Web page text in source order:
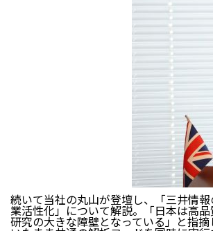
続いて当社の丸山が登壇し、「三井情
業活性化」について解説。「日本は高
研究の大きな障壁となっている」と指